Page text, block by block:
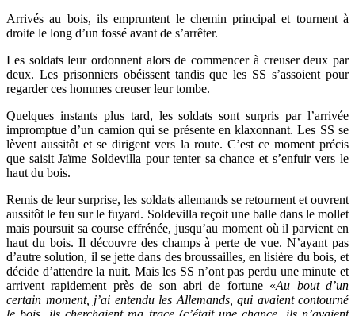
Arrivés au bois, ils empruntent le chemin principal et tournent à
droite le long d’un fossé avant de s’arrêter.
Les soldats leur ordonnent alors de commencer à creuser deux par
deux. Les prisonniers obéissent tandis que les SS s’assoient pour
regarder ces hommes creuser leur tombe.
Quelques instants plus tard, les soldats sont surpris par l’arrivée
impromptue d’un camion qui se présente en klaxonnant. Les SS se
lèvent aussitôt et se dirigent vers la route. C’est ce moment précis
que saisit Jaïme Soldevilla pour tenter sa chance et s’enfuir vers le
haut du bois.
Remis de leur surprise, les soldats allemands se retournent et ouvrent
aussitôt le feu sur le fuyard. Soldevilla reçoit une balle dans le mollet
mais poursuit sa course effrénée, jusqu’au moment où il parvient en
haut du bois. Il découvre des champs à perte de vue. N’ayant pas
d’autre solution, il se jette dans des broussailles, en lisière du bois, et
décide d’attendre la nuit. Mais les SS n’ont pas perdu une minute et
arrivent rapidement près de son abri de fortune «Au bout d’un
certain moment, j’ai entendu les Allemands, qui avaient contourné